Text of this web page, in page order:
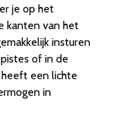
je op het
kanten van het
insturen
of in de
een lichte
in